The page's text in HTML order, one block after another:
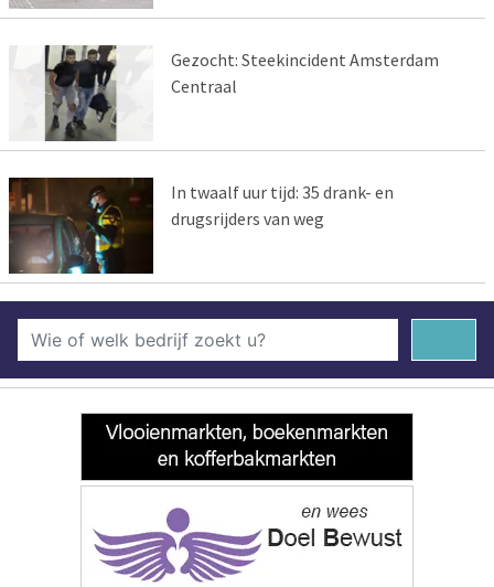
Gezocht: Steekincident Amsterdam
Centraal
In twaalf uur tijd: 35 drank- en
drugsrijders van weg